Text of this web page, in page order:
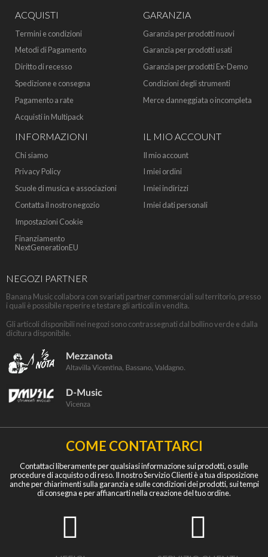
ACQUISTI
Termini e condizioni
Metodi di Pagamento
Diritto di recesso
Spedizione e consegna
Pagamento a rate
Acquisti in Multipack
GARANZIA
Garanzia per prodotti nuovi
Garanzia per prodotti usati
Garanzia per prodotti Ex-Demo
Condizioni degli strumenti
Merce danneggiata o incompleta
INFORMAZIONI
Chi siamo
Privacy Policy
Scuole di musica e associazioni
Contatta il nostro negozio
Impostazioni Cookie
Finanziamento
NextGenerationEU
IL MIO ACCOUNT
Il mio account
I miei ordini
I miei indirizzi
I miei dati personali
NEGOZI PARTNER
Banana Music collabora con svariati partner commerciali sul territorio, presso
i quali è possibile reperire e testare gli articoli in vendita.
Gli articoli disponibili nei negozi sono contrassegnati dal bollino verde e dalla
dicitura disponibile.
COME CONTATTARCI
Contattaci liberamente per qualsiasi informazione sui prodotti, o sulle
procedure di acquisto o di reso. Il nostro Servizio Clienti è a tua disposizione
anche per chiarimenti sulla garanzia e sulle condizioni dei prodotti, sui tempi
di consegna e per affiancarti nella creazione del tuo ordine.